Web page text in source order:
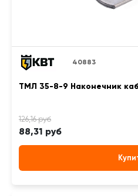
40883
ТМЛ 35-8-9 Наконечник
88,31 руб